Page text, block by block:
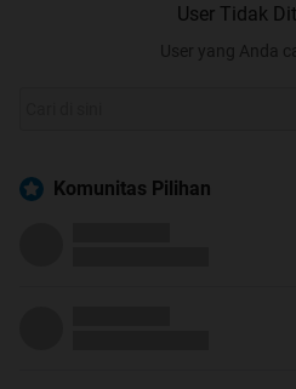
User Tidak
User yang Anda
Komunitas Pilihan